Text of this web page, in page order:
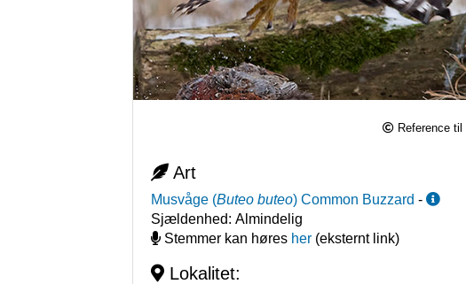
Reference
Art
Musvåge (Buteo buteo)Common Buzzard -
Sjældenhed:Almindelig
Stemmer kan høres her (eksternt link)
Lokalitet: